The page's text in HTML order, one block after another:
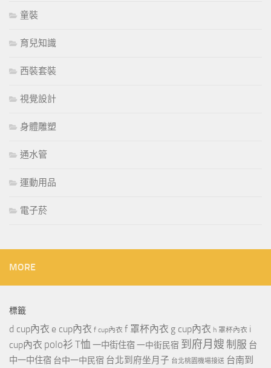
童裝
育兒知識
西裝套裝
視覺設計
身體雕塑
通水管
運動用品
電子菸
MORE
標籤
d cup內衣 e cup內衣 f cup內衣 f 罩杯內衣 g cup內衣 h 罩杯內衣 i
cup內衣 polo衫 T恤 一中街住宿一中街民宿 到府月嫂 制服 台
中一中住宿 台中一中民宿 台北到府坐月子 台北桃園機場接送 台南到